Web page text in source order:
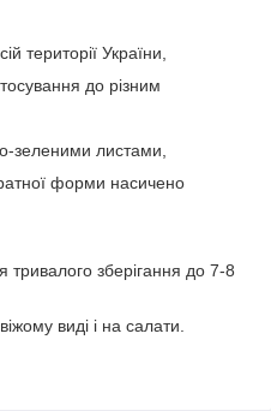
території України,
до різним
зеленими листами,
форми насичено
тривалого зберігання до 7-8
виді і на салати.